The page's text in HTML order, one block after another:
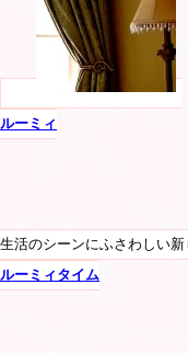
ルーミィ
生活のシーンにふさわしい新
ルーミィタイム